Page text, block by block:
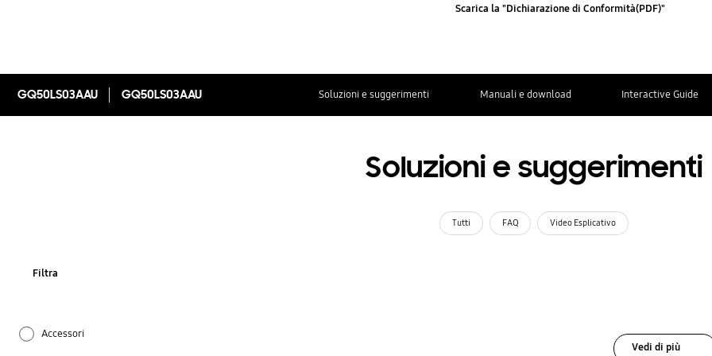
Scarica la "Dichiarazione di Conformità(PDF)"
GQ50LS03AAU GQ50LS03AAU Soluzioni e suggerimenti Manuali e download Interactive Guide
Soluzioni e suggerimenti
Tutti FAQ Video Esplicativo
Filtra
Accessori
Vedi di più